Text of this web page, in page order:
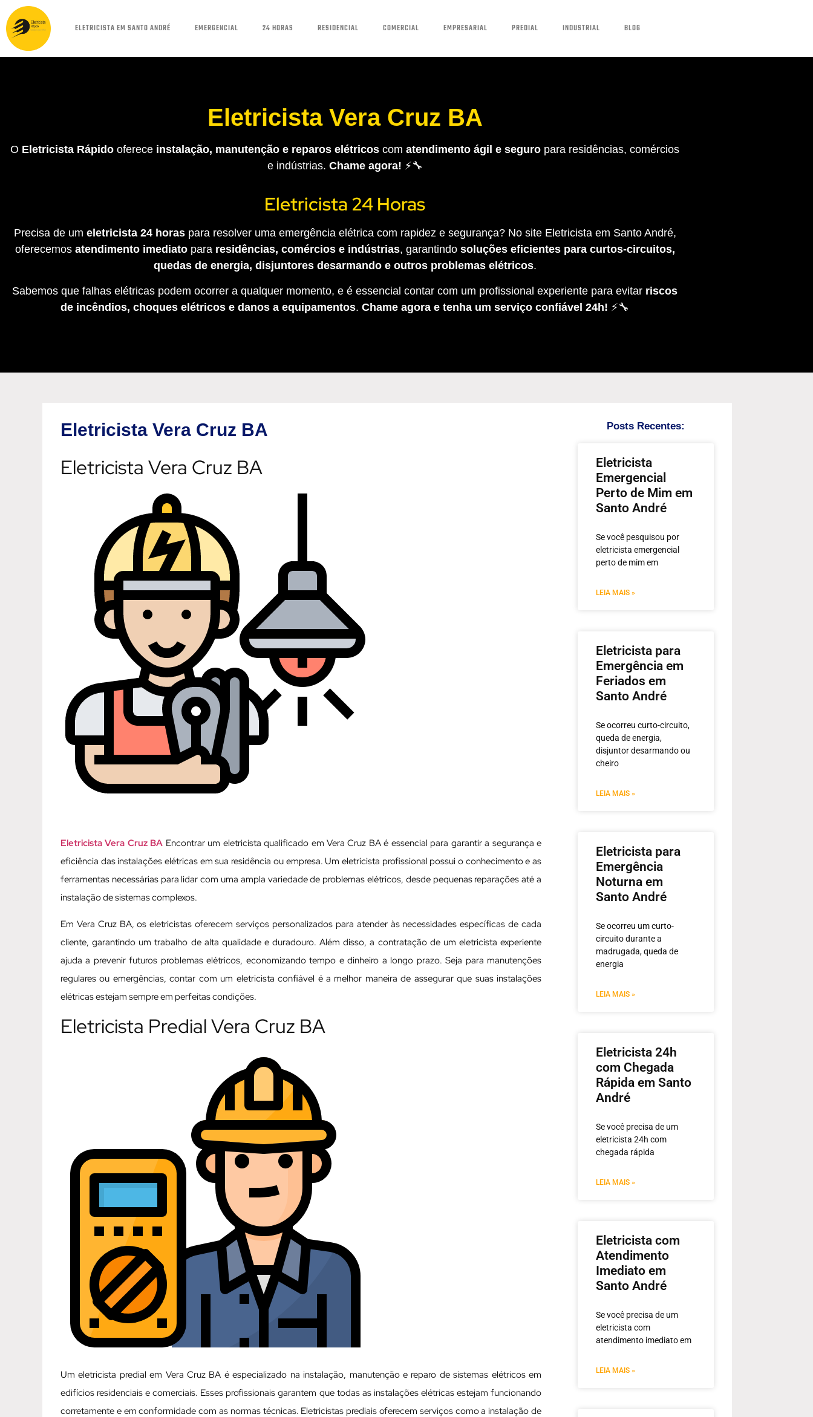
ELETRICISTA EM SANTO ANDRÉ EMERGENCIAL 24 HORAS RESIDENCIAL COMERCIAL EMPRESARIAL PREDIAL INDUSTRIAL BLOG
Eletricista Vera Cruz BA
O Eletricista Rápido oferece instalação, manutenção e reparos elétricos com atendimento ágil e seguro para residências, comércios
e indústrias. Chame agora! ⚡🔧
Eletricista 24 Horas
Precisa de um eletricista 24 horaspara resolver uma emergência elétrica com rapidez e segurança? No site Eletricista em Santo André,
oferecemos atendimento imediatopara residências, comércios e indústrias, garantindo soluções eficientes para curtos-circuitos,
quedas de energia, disjuntores desarmando e outros problemas elétricos.
Sabemos que falhas elétricas podem ocorrer a qualquer momento, e é essencial contar com um profissional experiente para evitar riscos
de incêndios, choques elétricos e danos a equipamentos. Chame agora e tenha um serviço confiável 24h! ⚡🔧
Eletricista Vera Cruz BA
Eletricista Vera Cruz BA
Eletricista Vera Cruz BA Encontrar um eletricista qualificado em Vera Cruz BA é essencial para garantir a segurança e
eficiência das instalações elétricas em sua residência ou empresa. Um eletricista profissional possui o conhecimento e as
ferramentas necessárias para lidar com uma ampla variedade de problemas elétricos, desde pequenas reparações até a
instalação de sistemas complexos.
Em Vera Cruz BA, os eletricistas oferecem serviços personalizados para atender às necessidades específicas de cada
cliente, garantindo um trabalho de alta qualidade e duradouro. Além disso, a contratação de um eletricista experiente
ajuda a prevenir futuros problemas elétricos, economizando tempo e dinheiro a longo prazo. Seja para manutenções
regulares ou emergências, contar com um eletricista confiável é a melhor maneira de assegurar que suas instalações
elétricas estejam sempre em perfeitas condições.
Eletricista Predial Vera Cruz BA
Um eletricista predial em Vera Cruz BA é especializado na instalação, manutenção e reparo de sistemas elétricos em
edifícios residenciais e comerciais. Esses profissionais garantem que todas as instalações elétricas estejam funcionando
corretamente e em conformidade com as normas técnicas. Eletricistas prediais oferecem serviços como a instalação de
Posts Recentes:
Eletricista
Emergencial
Perto de Mim em
Santo André
Se você pesquisou por
eletricista emergencial
perto de mim em
LEIA MAIS »
Eletricista para
Emergência em
Feriados em
Santo André
Se ocorreu curto-circuito,
queda de energia,
disjuntor desarmando ou
cheiro
LEIA MAIS »
Eletricista para
Emergência
Noturna em
Santo André
Se ocorreu um curto-
circuito durante a
madrugada, queda de
energia
LEIA MAIS »
Eletricista 24h
com Chegada
Rápida em Santo
André
Se você precisa de um
eletricista 24h com
chegada rápida
LEIA MAIS »
Eletricista com
Atendimento
Imediato em
Santo André
Se você precisa de um
eletricista com
atendimento imediato em
LEIA MAIS »